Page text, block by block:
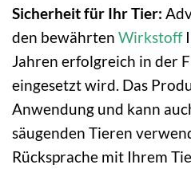
Sicherheit für Ihr Tier:
den bewährten Wirkstoff
Jahren erfolgreich in der
eingesetzt wird. Das
Anwendung und kann
säugenden Tieren
Rücksprache mit Ihrem